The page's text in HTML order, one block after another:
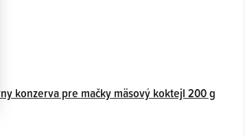
konzerva pre mačky mäsový koktejl 200 g